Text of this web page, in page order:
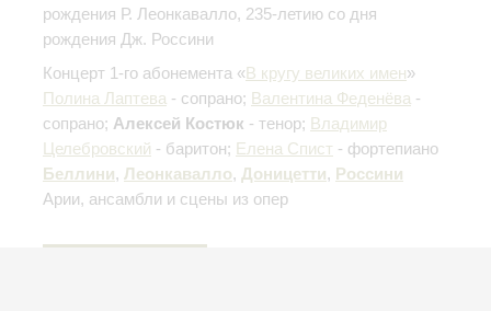
рождения Р. Леонкавалло, 235-летию со дня
рождения Дж. Россини
Концерт 1-го абонемента «В кругу великих имен»
Полина Лаптева - сопрано; Валентина Феденёва -
сопрано; Алексей Костюк - тенор; Владимир
Целебровский - баритон; Елена Спист - фортепиано
Беллини, Леонкавалло, Доницетти, Россини
Арии, ансамбли и сцены из опер